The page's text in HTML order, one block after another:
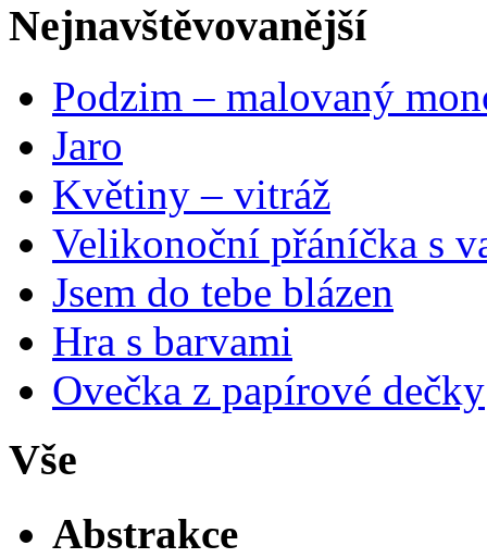
Nejnavštěvovanější
Podzim – malovaný
Jaro
Květiny – vitráž
Velikonoční přáníčka s
Jsem do tebe blázen
Hra s barvami
Ovečka z papírové dečky
Vše
Abstrakce